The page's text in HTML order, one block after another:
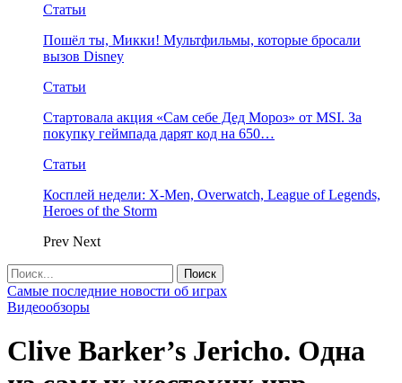
Статьи
Пошёл ты, Микки! Мультфильмы, которые бросали
вызов Disney
Статьи
Стартовала акция «Сам себе Дед Мороз» от MSI. За
покупку геймпада дарят код на 650…
Статьи
Косплей недели: X-Men, Overwatch, League of Legends,
Heroes of the Storm
Prev Next
Самые последние новости об играх
Видеообзоры
Clive Barker’s Jericho. Одна